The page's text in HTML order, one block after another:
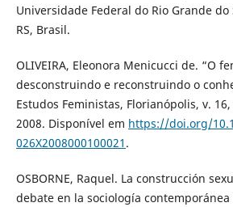
Universidade Federal do Rio Grande do
RS, Brasil.
OLIVEIRA, Eleonora Menicucci de. “O
desconstruindo e reconstruindo o
Estudos Feministas, Florianópolis, v.
2008. Disponível em https://doi.org/
026X2008000100021 .
OSBORNE, Raquel. La construcción
debate en la sociología